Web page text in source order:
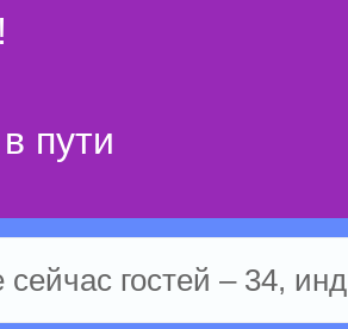
пути
гостей – 34,